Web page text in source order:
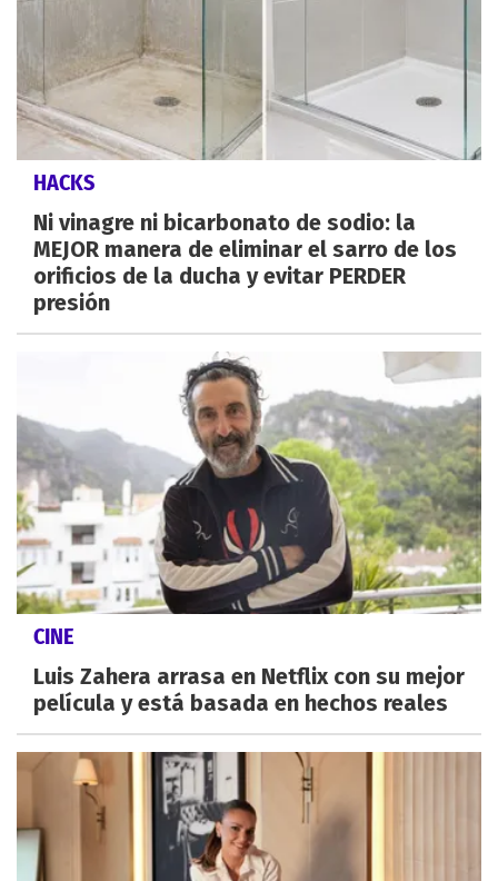
HACKS
Ni vinagre ni bicarbonato de sodio: la
MEJOR manera de eliminar el sarro de los
orificios de la ducha y evitar PERDER
presión
CINE
Luis Zahera arrasa en Netflix con su mejor
película y está basada en hechos reales